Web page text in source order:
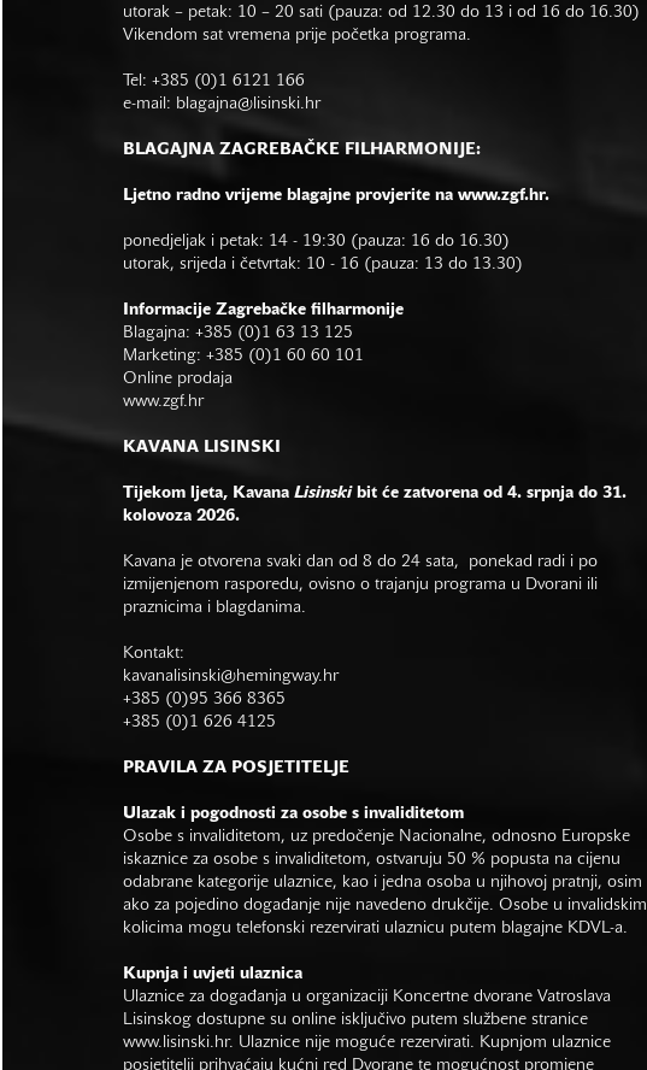
utorak – petak: 10 – 20 sati (pauza: od 12.30 do 13 i od 16 do 16.30)
Vikendom sat vremena prije početka programa.
Tel: +385 (0)1 6121 166
e-mail: blagajna@lisinski.hr
BLAGAJNA ZAGREBAČKE FILHARMONIJE:
Ljetno radno vrijeme blagajne provjerite na www.zgf.hr.
ponedjeljak i petak: 14 - 19:30 (pauza: 16 do 16.30)
utorak, srijeda i četvrtak: 10 - 16 (pauza: 13 do 13.30)
Informacije Zagrebačke filharmonije
Blagajna: +385 (0)1 63 13 125
Marketing: +385 (0)1 60 60 101
Online prodaja
www.zgf.hr
KAVANA LISINSKI
Tijekom ljeta, Kavana Lisinskibit će zatvorena od 4. srpnja do 31.
kolovoza 2026.
Kavana je otvorena svaki dan od 8 do 24 sata, ponekad radi i po
izmijenjenom rasporedu, ovisno o trajanju programa u Dvorani ili
praznicima i blagdanima.
Kontakt:
kavanalisinski@hemingway.hr
+385 (0)95 366 8365
+385 (0)1 626 4125
PRAVILA ZA POSJETITELJE
Ulazak i pogodnosti za osobe s invaliditetom
Osobe s invaliditetom, uz predočenje Nacionalne, odnosno Europske
iskaznice za osobe s invaliditetom, ostvaruju 50 % popusta na cijenu
odabrane kategorije ulaznice, kao i jedna osoba u njihovoj pratnji, osim
ako za pojedino događanje nije navedeno drukčije. Osobe u invalidskim
kolicima mogu telefonski rezervirati ulaznicu putem blagajne KDVL-a.
Kupnja i uvjeti ulaznica
Ulaznice za događanja u organizaciji Koncertne dvorane Vatroslava
Lisinskog dostupne su online isključivo putem službene stranice
www.lisinski.hr. Ulaznice nije moguće rezervirati. Kupnjom ulaznice
posjetitelji prihvaćaju kućni red Dvorane te mogućnost promjene